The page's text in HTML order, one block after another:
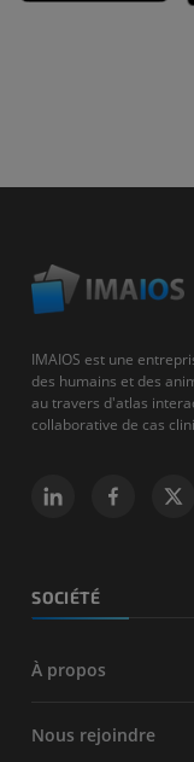
IMAIOS est une
des humains et des
au travers d'atlas
collaborative de cas
SOCIÉTÉ
À propos
Nous rejoindre